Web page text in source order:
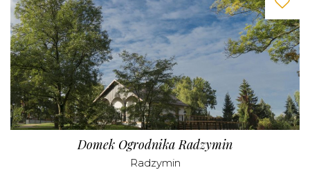
Domek Ogrodnika Radzymin
Radzymin